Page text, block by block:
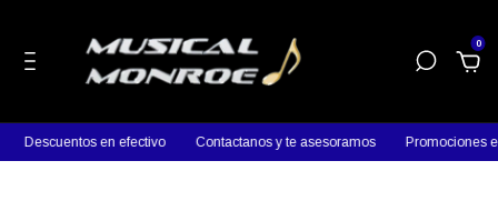
0
Descuentos en efectivo Contactanos y te asesoramos Promociones